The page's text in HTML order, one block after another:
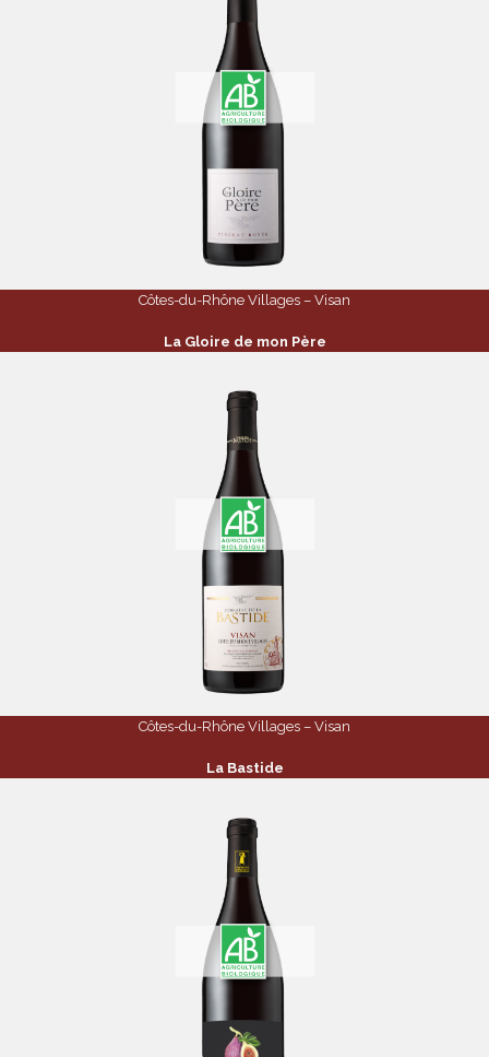
Côtes-du-Rhône Villages – Visan
La Gloire de mon Père
Côtes-du-Rhône Villages – Visan
La Bastide